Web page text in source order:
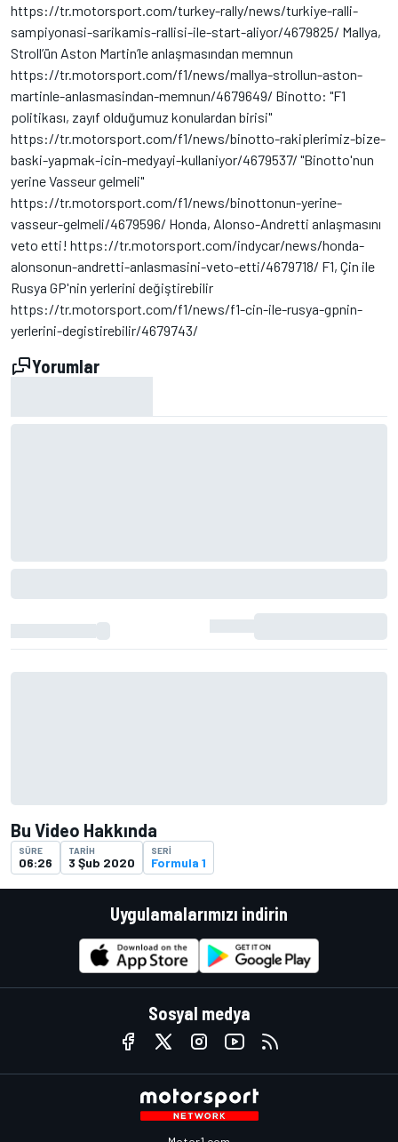
https://tr.motorsport.com/turkey-rally/news/turkiye-ralli-
sampiyonasi-sarikamis-rallisi-ile-start-aliyor/4679825/ Mallya,
Stroll’ün Aston Martin’le anlaşmasından memnun
https://tr.motorsport.com/f1/news/mallya-strollun-aston-
martinle-anlasmasindan-memnun/4679649/ Binotto: "F1
politikası, zayıf olduğumuz konulardan birisi"
https://tr.motorsport.com/f1/news/binotto-rakiplerimiz-bize-
baski-yapmak-icin-medyayi-kullaniyor/4679537/ "Binotto'nun
yerine Vasseur gelmeli"
https://tr.motorsport.com/f1/news/binottonun-yerine-
vasseur-gelmeli/4679596/ Honda, Alonso-Andretti anlaşmasını
veto etti! https://tr.motorsport.com/indycar/news/honda-
alonsonun-andretti-anlasmasini-veto-etti/4679718/ F1, Çin ile
Rusya GP'nin yerlerini değiştirebilir
https://tr.motorsport.com/f1/news/f1-cin-ile-rusya-gpnin-
yerlerini-degistirebilir/4679743/
Yorumlar
Bu Video Hakkında
SÜRE
06:26
TARIH
3 Şub 2020
SERI
Formula 1
Uygulamalarımızı indirin
Sosyal medya